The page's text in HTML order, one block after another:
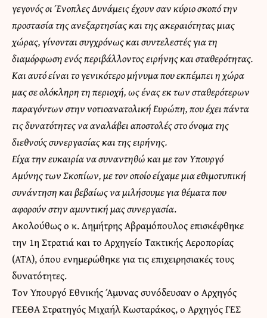
γεγονός οι Ένοπλες Δυνάμεις έχουν σαν κύριο σκοπό την
προστασία της ανεξαρτησίας και της ακεραιότητας μιας
χώρας, γίνονται συγχρόνως και συντελεστές για τη
διαμόρφωση ενός περιβάλλοντος ειρήνης και σταθερότητας.
Και αυτό είναι το γενικότερο μήνυμα που εκπέμπει η χώρα
μας σε ολόκληρη τη περιοχή, ως ένας εκ των σταθερότερων
παραγόντων στην νοτιοανατολική Ευρώπη, που έχει πάντα
τις δυνατότητες να αναλάβει αποστολές στο όνομα της
διεθνούς συνεργασίας και της ειρήνης.
Είχα την ευκαιρία να συναντηθώ και με τον Υπουργό
Αμύνης των Σκοπίων, με τον οποίο είχαμε μια εθιμοτυπική
συνάντηση και βεβαίως να μιλήσουμε για θέματα που
αφορούν στην αμυντική μας συνεργασία.
Ακολούθως ο κ. Δημήτρης Αβραμόπουλος επισκέφθηκε
την 1η Στρατιά και το Αρχηγείο Τακτικής Αεροπορίας
(ΑΤΑ), όπου ενημερώθηκε για τις επιχειρησιακές τους
δυνατότητες.
Τον Υπουργό Εθνικής Άμυνας συνόδευσαν ο Αρχηγός
ΓΕΕΘΑ Στρατηγός Μιχαήλ Κωσταράκος, ο Αρχηγός ΓΕΣ